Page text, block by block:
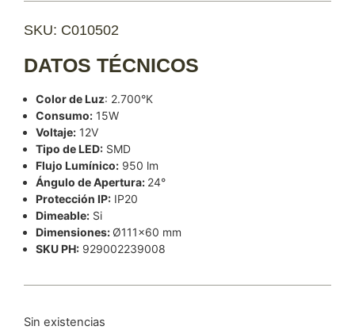
SKU: C010502
DATOS TÉCNICOS
Color de Luz: 2.700°K
Consumo: 15W
Voltaje: 12V
Tipo de LED: SMD
Flujo Lumínico: 950 lm
Ángulo de Apertura: 24°
Protección IP: IP20
Dimeable: Si
Dimensiones: Ø111×60 mm
SKU PH: 929002239008
Sin existencias